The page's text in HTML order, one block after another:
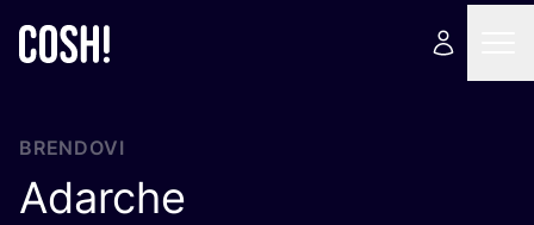
BRENDOVI
Adarche